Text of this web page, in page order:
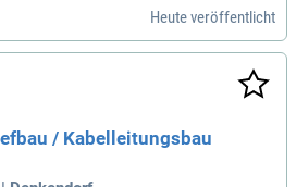
und an der Berufsschu
Heute veröffentlicht
/ Kabelleitungsbau